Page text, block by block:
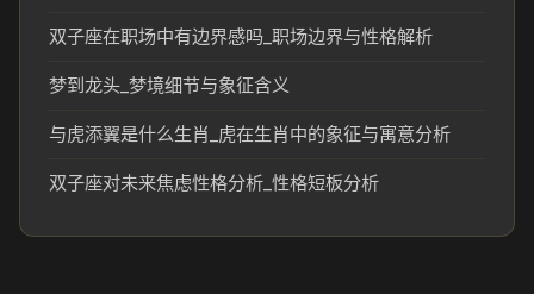
双子座在职场中有边界感吗_职场边界与性格解析
梦到龙头_梦境细节与象征含义
与虎添翼是什么生肖_虎在生肖中的象征与寓意分析
双子座对未来焦虑性格分析_性格短板分析